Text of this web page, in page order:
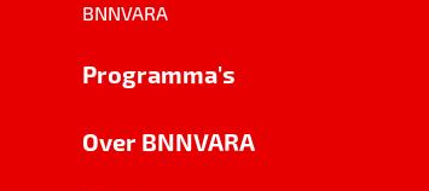
BNNVARA
Programma's
Over BNNVARA